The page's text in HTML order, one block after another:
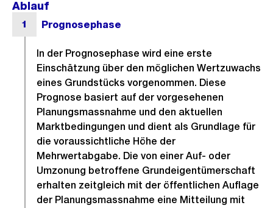
Ablauf
In der Prognosephase wird eine erste
Einschätzung über den möglichen Wertzuwachs
eines Grundstücks vorgenommen. Diese
Prognose basiert auf der vorgesehenen
Planungsmassnahme und den aktuellen
Marktbedingungen und dient als Grundlage für
die voraussichtliche Höhe der
Mehrwertabgabe. Die von einer Auf- oder
Umzonung betroffene Grundeigentümerschaft
erhalten zeitgleich mit der öffentlichen Auflage
der Planungsmassnahme eine Mitteilung mit